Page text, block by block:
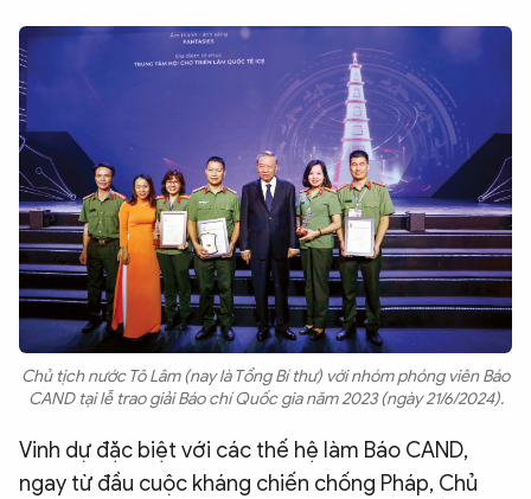
Chủ tịch nước Tô Lâm (nay là Tổng Bí thư) với nhóm phóng viên Báo
CAND tại lễ trao giải Báo chí Quốc gia năm 2023 (ngày 21/6/2024).
Vinh dự đặc biệt với các thế hệ làm Báo CAND,
ngay từ đầu cuộc kháng chiến chống Pháp, Chủ